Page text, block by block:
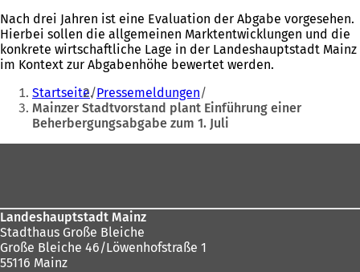
Nach drei Jahren ist eine Evaluation der Abgabe vorgesehen.
Hierbei sollen die allgemeinen Marktentwicklungen und die
konkrete wirtschaftliche Lage in der Landeshauptstadt Mainz
im Kontext zur Abgabenhöhe bewertet werden.
Sie
befinden
sich
hier:
Startseite Pressemeldungen
Mainzer Stadtvorstand plant Einführung einer
Beherbergungsabgabe zum 1. Juli
Landeshauptstadt Mainz
Stadthaus Große Bleiche
Große Bleiche 46/Löwenhofstraße 1
55116 Mainz